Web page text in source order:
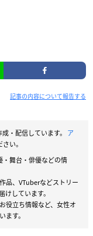
記事の内容について報告する
・配信しています。 ア
い。
・舞台・俳優などの情
品、VTuberなどストリー
しています。
役立ち情報など、女性オ
す。